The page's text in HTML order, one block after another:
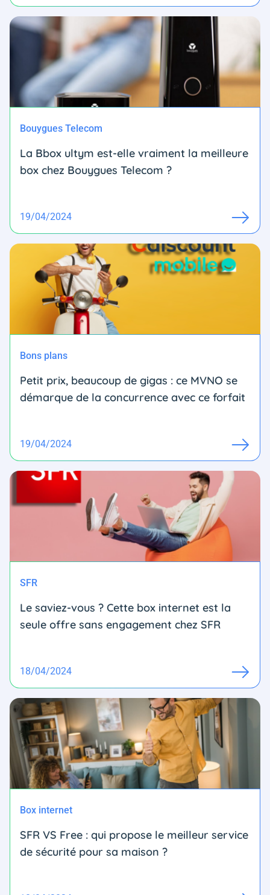
Bouygues Telecom
La Bbox ultym est-elle vraiment la meilleure
box chez Bouygues Telecom ?
19/04/2024
Bons plans
Petit prix, beaucoup de gigas : ce MVNO se
démarque de la concurrence avec ce forfait
19/04/2024
SFR
Le saviez-vous ? Cette box internet est la
seule offre sans engagement chez SFR
18/04/2024
Box internet
SFR VS Free : qui propose le meilleur service
de sécurité pour sa maison ?